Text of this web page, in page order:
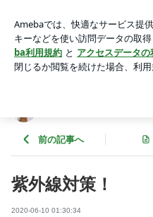
アプリをダウンロードして ブ
ょう。
前の記事へ
紫外線対策！
2020-06-10 01:30:34